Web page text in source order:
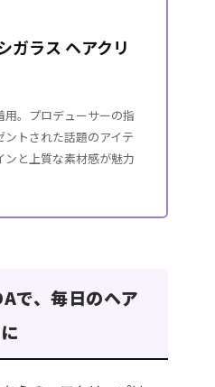
ガラス ヘアクリ
用。プロデューサーの指
トされた話題のアイテ
ンと上質な素材感が魅力
で、毎日のヘア